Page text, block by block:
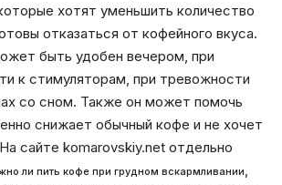
хотят уменьшить количество
отказаться от кофейного вкуса.
быть удобен вечером, при
к стимуляторам, при тревожности
со сном. Также он может помочь
снижает обычный кофе и не хочет
сайте komarovskiy.net отдельно
ли пить кофе при грудном вскармливании